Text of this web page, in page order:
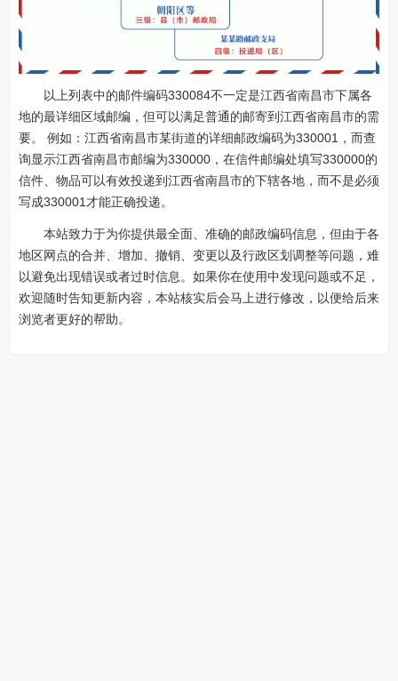
以上列表中的邮件编码330084不一定是江西省南昌市下属各
地的最详细区域邮编，但可以满足普通的邮寄到江西省南昌市的需
要。 例如：江西省南昌市某街道的详细邮政编码为330001，而查
询显示江西省南昌市邮编为330000，在信件邮编处填写330000的
信件、物品可以有效投递到江西省南昌市的下辖各地，而不是必须
写成330001才能正确投递。
本站致力于为你提供最全面、准确的邮政编码信息，但由于各
地区网点的合并、增加、撤销、变更以及行政区划调整等问题，难
以避免出现错误或者过时信息。如果你在使用中发现问题或不足，
欢迎随时告知更新内容，本站核实后会马上进行修改，以便给后来
浏览者更好的帮助。